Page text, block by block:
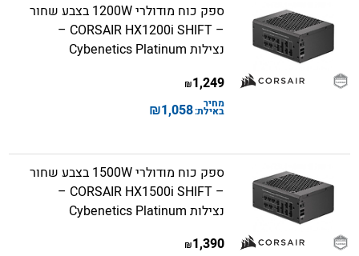
ספק כוח מודולרי 1200W בצבע שחור
– CORSAIR HX1200i SHIFT –
נצילות Cybenetics Platinum
1,249
₪
מחיר
באילת:1,058
₪
ספק כוח מודולרי 1500W בצבע שחור
– CORSAIR HX1500i SHIFT –
נצילות Cybenetics Platinum
1,390
₪